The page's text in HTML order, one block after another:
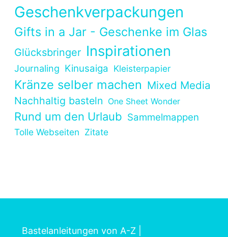
Geschenkverpackungen
Gifts in a Jar - Geschenke im Glas
Glücksbringer Inspirationen
Journaling Kinusaiga Kleisterpapier
Kränze selber machen Mixed Media
Nachhaltig basteln One Sheet Wonder
Rund um den Urlaub Sammelmappen
Tolle Webseiten Zitate
Bastelanleitungen von A-Z|